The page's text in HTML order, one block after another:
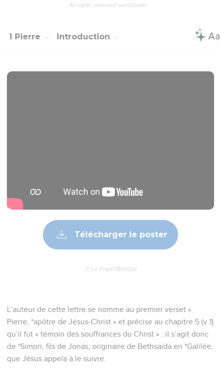
All rights reserved worldwide.
1 Pierre Introduction
Télécharger le poster
© Le Projet Biblique
L’auteur de cette lettre se nomme au premier verset «
Pierre, *apôtre de Jésus-Christ » et précise au chapitre 5 (v.1)
qu’il fut « témoin des souffrances du Christ » : il s’agit donc
de *Simon, fils de Jonas, originaire de Bethsaïda en *Galilée,
que Jésus appela à le suivre.